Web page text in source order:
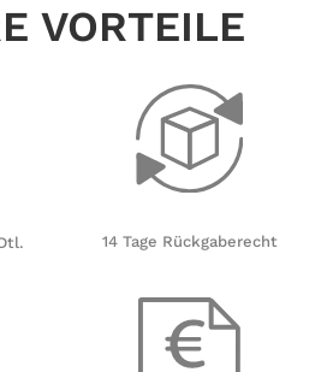
VORTEILE
14 Tage Rückgaberecht